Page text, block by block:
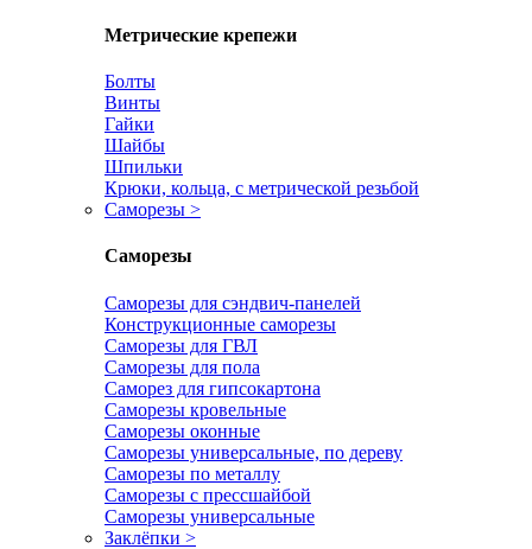
Метрические крепежи
Болты
Винты
Гайки
Шайбы
Шпильки
Крюки, кольца, с метрической резьбой
Саморезы >
Саморезы
Саморезы для сэндвич-панелей
Конструкционные саморезы
Саморезы для ГВЛ
Саморезы для пола
Саморез для гипсокартона
Саморезы кровельные
Саморезы оконные
Саморезы универсальные, по дереву
Саморезы по металлу
Саморезы с прессшайбой
Саморезы универсальные
Заклёпки >